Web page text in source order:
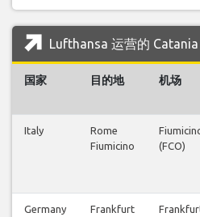
Lufthansa 运营的
国家 目的地 机场
Italy
Rome
Fiumicino
(FCO)
Germany Frankfurt